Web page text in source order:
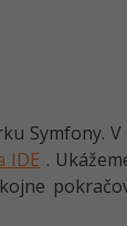
Symfony.
IDE .